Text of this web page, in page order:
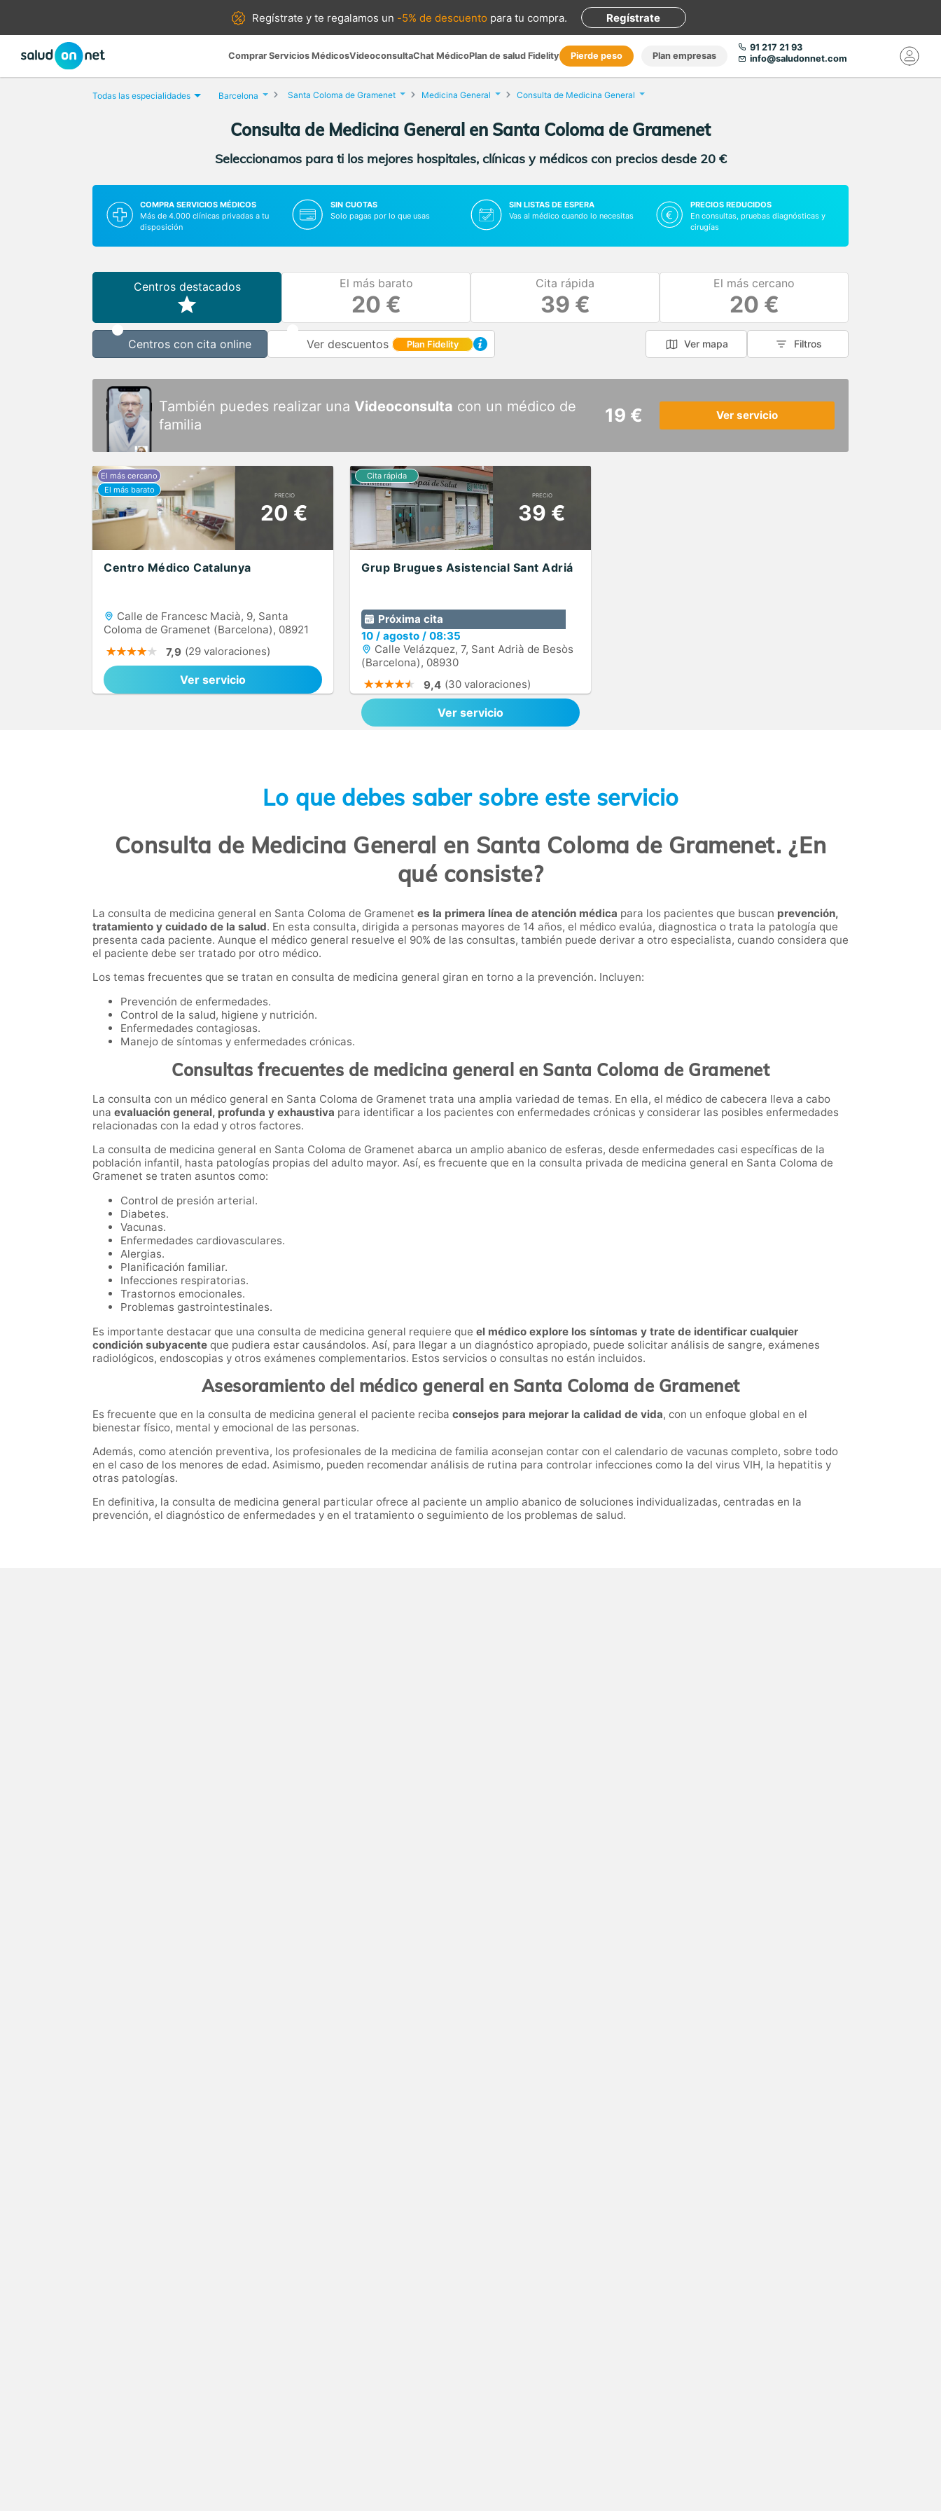
Regístrate yte regalamos un -5% de descuento para tu compra. Regístrate
Comprar Servicios MédicosVideoconsultaChat MédicoPlan de salud Fidelity Pierde peso Plan empresas
91 217 21 93
info@saludonnet.com
Todas las especialidades Barcelona Santa Coloma de Gramenet Medicina General Consulta de Medicina General
Consulta de Medicina General en Santa Coloma de Gramenet
Seleccionamos para ti los mejores hospitales, clínicas y médicos con precios desde 20 €
COMPRA SERVICIOS MÉDICOS
Más de 4.000 clínicas privadas a tu
disposición
SIN CUOTAS
Solo pagas por lo que usas
SIN LISTAS DE ESPERA
Vas al médico cuando lo necesitas
PRECIOS REDUCIDOS
En consultas, pruebas diagnósticas y
cirugías
Centros destacados El más barato
20 €
Cita rápida
39 €
El más cercano
20 €
Centros con cita online Ver descuentos Plan Fidelity Ver mapa Filtros
También puedes realizar una Videoconsulta con un médico de
familia
19 € Ver servicio
PRECIO
20 €
Centro Médico Catalunya
Calle de Francesc Macià, 9, Santa
Coloma de Gramenet (Barcelona), 08921
7,9 (29 valoraciones)
Ver servicio
PRECIO
39 €
Grup Brugues Asistencial Sant Adriá
Próxima cita
10 / agosto / 08:35
Calle Velázquez, 7, Sant Adrià de Besòs
(Barcelona), 08930
9,4 (30 valoraciones)
Ver servicio
Lo que debes saber sobre este servicio
Consulta de Medicina General en Santa Coloma de Gramenet. ¿En
qué consiste?
La consulta de medicina general en Santa Coloma de Gramenet es la primera línea de atención médica para los pacientes que buscan prevención,
tratamiento y cuidado de la salud. En esta consulta, dirigida a personas mayores de 14 años, el médico evalúa, diagnostica o trata la patología que
presenta cada paciente. Aunque el médico general resuelve el 90% de las consultas, también puede derivar a otro especialista, cuando considera que
el paciente debe ser tratado por otro médico.
Los temas frecuentes que se tratan en consulta de medicina general giran en torno a la prevención. Incluyen:
Prevención de enfermedades.
Control de la salud, higiene y nutrición.
Enfermedades contagiosas.
Manejo de síntomas y enfermedades crónicas.
Consultas frecuentes de medicina general en Santa Coloma de Gramenet
La consulta con un médico general en Santa Coloma de Gramenet trata una amplia variedad de temas. En ella, el médico de cabecera lleva a cabo
una evaluación general, profunda y exhaustiva para identificar a los pacientes con enfermedades crónicas y considerar las posibles enfermedades
relacionadas con la edad y otros factores.
La consulta de medicina general en Santa Coloma de Gramenet abarca un amplio abanico de esferas, desde enfermedades casi específicas de la
población infantil, hasta patologías propias del adulto mayor. Así, es frecuente que en la consulta privada de medicina general en Santa Coloma de
Gramenet se traten asuntos como:
Control de presión arterial.
Diabetes.
Vacunas.
Enfermedades cardiovasculares.
Alergias.
Planificación familiar.
Infecciones respiratorias.
Trastornos emocionales.
Problemas gastrointestinales.
Es importante destacar que una consulta de medicina general requiere que el médico explore los síntomas y trate de identificar cualquier
condición subyacente que pudiera estar causándolos. Así, para llegar a un diagnóstico apropiado, puede solicitar análisis de sangre, exámenes
radiológicos, endoscopias y otros exámenes complementarios. Estos servicios o consultas no están incluidos.
Asesoramiento del médico general en Santa Coloma de Gramenet
Es frecuente que en la consulta de medicina general el paciente reciba consejos para mejorar la calidad de vida, con un enfoque global en el
bienestar físico, mental y emocional de las personas.
Además, como atención preventiva, los profesionales de la medicina de familia aconsejan contar con el calendario de vacunas completo, sobre todo
en el caso de los menores de edad. Asimismo, pueden recomendar análisis de rutina para controlar infecciones como la del virus VIH, la hepatitis y
otras patologías.
En definitiva, la consulta de medicina general particular ofrece al paciente un amplio abanico de soluciones individualizadas, centradas en la
prevención, el diagnóstico de enfermedades y en el tratamiento o seguimiento de los problemas de salud.